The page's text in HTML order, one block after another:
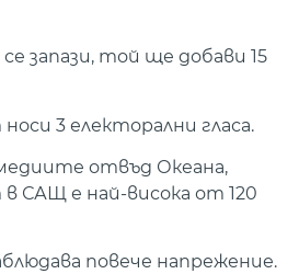
запази, той ще добави 15
3 електорални гласа.
отвъд Океана,
САЩ е най-висока от 120
повече напрежение.